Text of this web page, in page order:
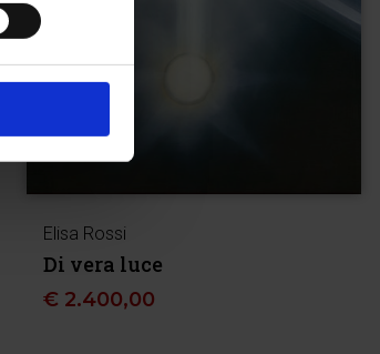
Elisa Rossi
Di vera luce
€ 2.400,00